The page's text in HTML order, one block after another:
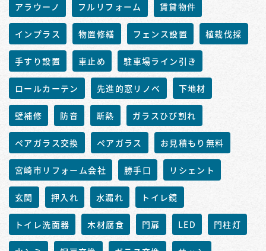
アラウーノ フルリフォーム 賃貸物件
インプラス 物置修繕 フェンス設置 植栽伐採
手すり設置 車止め 駐車場ライン引き
ロールカーテン 先進的窓リノベ 下地材
壁補修 防音 断熱 ガラスひび割れ
ペアガラス交換 ペアガラス お見積もり無料
宮崎市リフォーム会社 勝手口 リシェント
玄関 押入れ 水漏れ トイレ鏡
トイレ洗面器 木材腐食 門扉 LED 門柱灯